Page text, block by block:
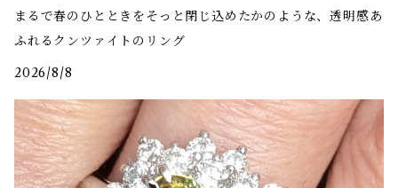
まるで春のひとときをそっと閉じ込めたかのような、透明感あ
ふれるクンツァイトのリング
2026/8/8